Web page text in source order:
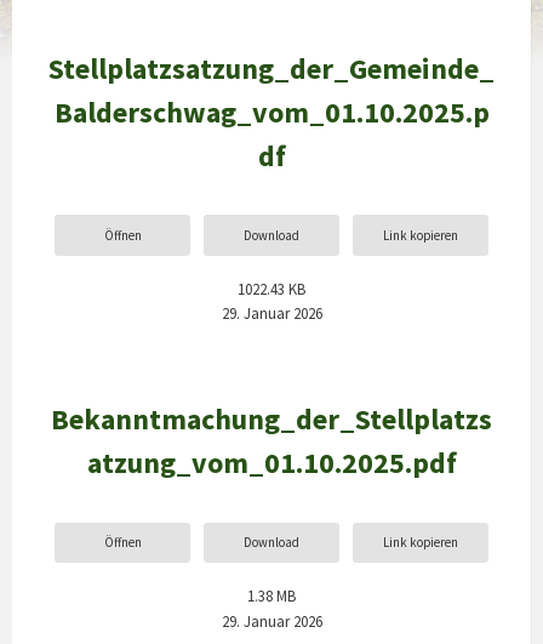
Stellplatzsatzung_der_Gemeinde_
Balderschwag_vom_01.10.2025.p
df
Öffnen Download Link kopieren
1022.43 KB
29. Januar 2026
Bekanntmachung_der_Stellplatzs
atzung_vom_01.10.2025.pdf
Öffnen Download Link kopieren
1.38 MB
29. Januar 2026